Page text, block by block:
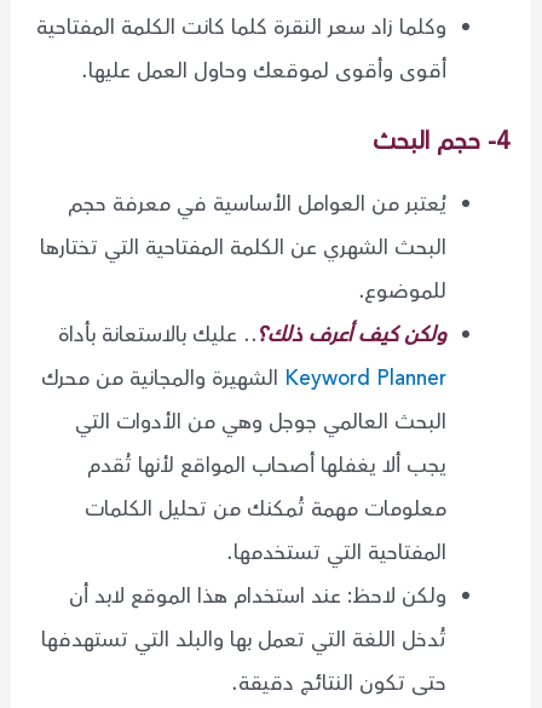
وكلما زاد سعر النقرة كلما كانت الكلمة المفتاحية
أقوى وأقوى لموقعك وحاول العمل عليها.
4- حجم البحث
يُعتبر من العوامل الأساسية في معرفة حجم
البحث الشهري عن الكلمة المفتاحية التي تختارها
للموضوع.
ولكن كيف أعرف ذلك؟.. عليك بالاستعانة بأداة
Keyword Planner الشهيرة والمجانية من محرك
البحث العالمي جوجل وهي من الأدوات التي
يجب ألا يغفلها أصحاب المواقع لأنها تُقدم
معلومات مهمة تُمكنك من تحليل الكلمات
المفتاحية التي تستخدمها.
ولكن لاحظ: عند استخدام هذا الموقع لابد أن
تُدخل اللغة التي تعمل بها والبلد التي تستهدفها
حتى تكون النتائج دقيقة.